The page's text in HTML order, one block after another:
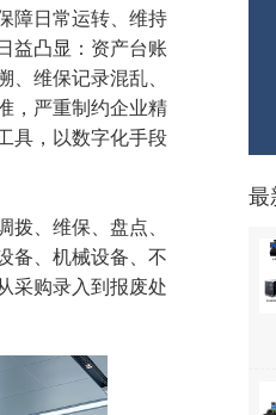
障日常运转、维持
益凸显：资产台账
维保记录混乱、
，严重制约企业精
具，以数字化手段
、维保、盘点、
备、机械设备、不
采购录入到报废处
最